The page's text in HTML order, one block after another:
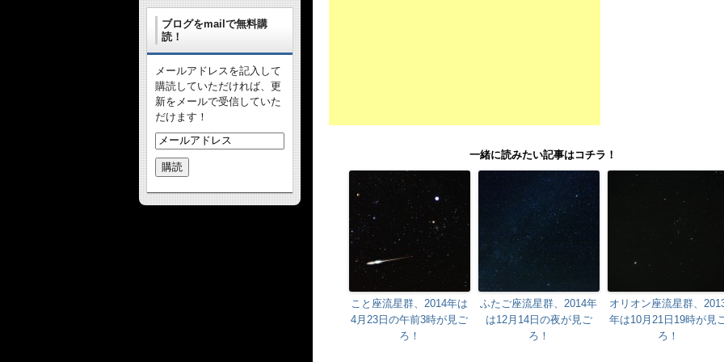
一緒に読みたい記事はコチラ！
こと座流星群、2014年は
4月23日の午前3時が見ご
ろ！
ふたご座流星群、2014年
は12月14日の夜が見ご
ろ！
オリオン座流星群、
年は10月21日19時が見
ろ！
ブログをmailで無料購
読！
メールアドレスを記入して
購読していただければ、更
新をメールで受信していた
だけます！